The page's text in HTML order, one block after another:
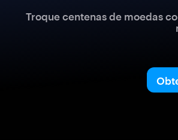
Troque centenas de moedas